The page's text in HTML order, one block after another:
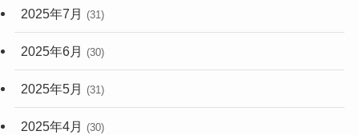
2025年7月 (31)
2025年6月 (30)
2025年5月 (31)
2025年4月 (30)